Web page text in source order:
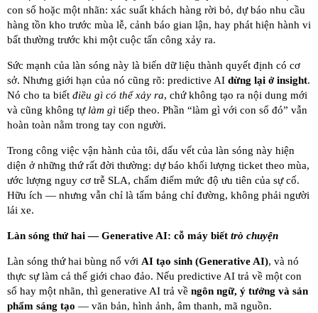
con số hoặc một nhãn: xác suất khách hàng rời bỏ, dự báo nhu cầu
hàng tồn kho trước mùa lễ, cảnh báo gian lận, hay phát hiện hành vi
bất thường trước khi một cuộc tấn công xảy ra.
Sức mạnh của làn sóng này là biến dữ liệu thành quyết định có cơ
sở. Nhưng giới hạn của nó cũng rõ: predictive AI dừng lại ở insight.
Nó cho ta biết điều gì có thể xảy ra, chứ không tạo ra nội dung mới
và cũng không tựlàm gì tiếp theo. Phần “làm gì với con số đó” vẫn
hoàn toàn nằm trong tay con người.
Trong công việc vận hành của tôi, dấu vết của làn sóng này hiện
diện ở những thứ rất đời thường: dự báo khối lượng ticket theo mùa,
ước lượng nguy cơ trễ SLA, chấm điểm mức độ ưu tiên của sự cố.
Hữu ích — nhưng vẫn chỉ là tấm bảng chỉ đường, không phải người
lái xe.
Làn sóng thứ hai — Generative AI: cỗ máy biết trò chuyện
Làn sóng thứ hai bùng nổ với AI tạo sinh (Generative AI), và nó
thực sự làm cả thế giới chao đảo. Nếu predictive AI trả về một con
số hay một nhãn, thì generative AI trả về ngôn ngữ, ý tưởng và sản
phẩm sáng tạo — văn bản, hình ảnh, âm thanh, mã nguồn.